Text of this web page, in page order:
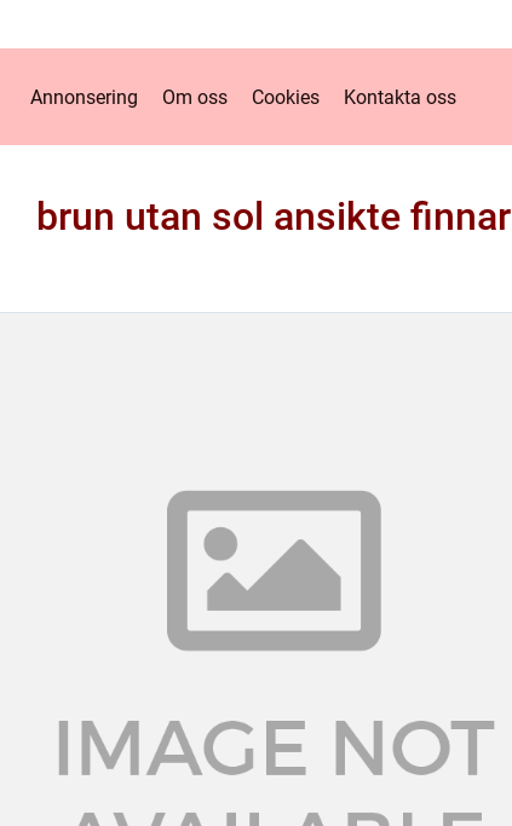
Annonsering Om oss Cookies Kontakta oss
brun utan sol ansikte finnar